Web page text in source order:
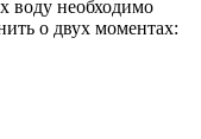
воду необходимо
о двух моментах: